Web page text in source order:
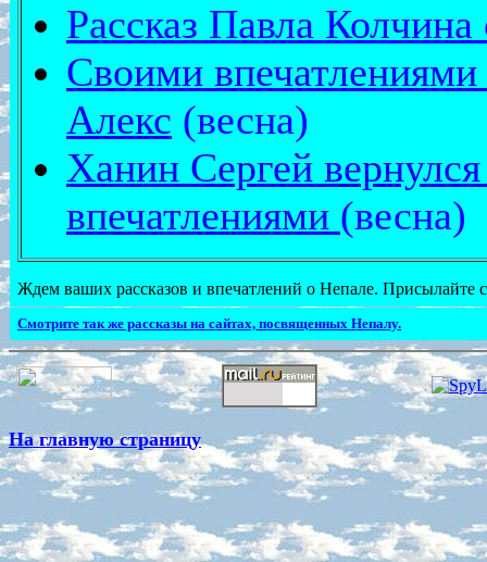
Рассказ Павла
Своими впечатлениями
Алекс (весна)
Ханин Сергей
впечатлениями (весна)
Ждем ваших рассказов и впечатлений о Непале. Присылайте
Смотрите так же рассказы на сайтах, посвященных Непалу.
На главную страницу